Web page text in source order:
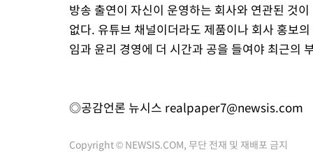
방송 출연이 자신이 운영하는 회사와 연관된 것
없다. 유튜브 채널이더라도 제품이나 회사 홍보
임과 윤리 경영에 더 시간과 공을 들여야 최근의
◎공감언론 뉴시스 realpaper7@newsis.com
Copyright © NEWSIS.COM, 무단 전재 및 재배포 금지